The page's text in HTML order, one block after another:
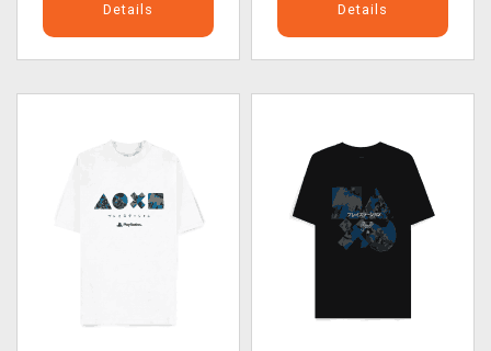
Details Details